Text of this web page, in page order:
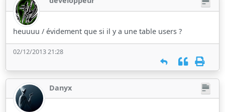
heuuuu / évidement que si il y a une table users ?
02/12/2013 21:28
Danyx